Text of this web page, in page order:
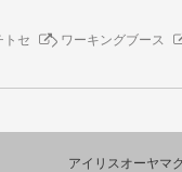
トセ ワーキングブース
アイリスオーヤマ